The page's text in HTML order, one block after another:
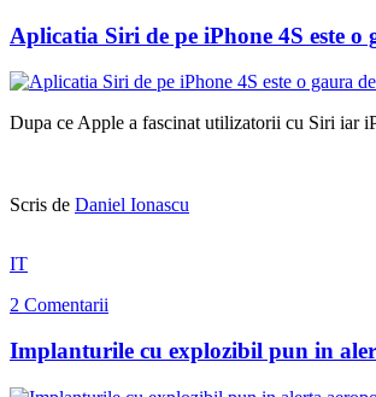
Aplicatia Siri de pe iPhone 4S este o
Dupa ce Apple a fascinat utilizatorii cu Siri iar
Scris de Daniel Ionascu
IT
2 Comentarii
Implanturile cu explozibil pun in